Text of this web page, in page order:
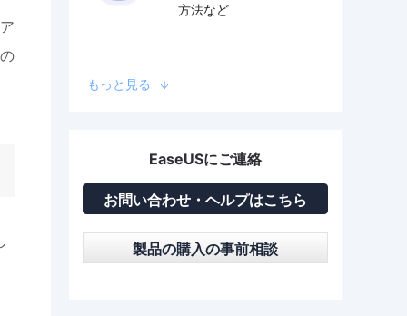
方法など
もっと見る
EaseUSにご連絡
お問い合わせ・ヘルプはこちら
製品の購入の事前相談